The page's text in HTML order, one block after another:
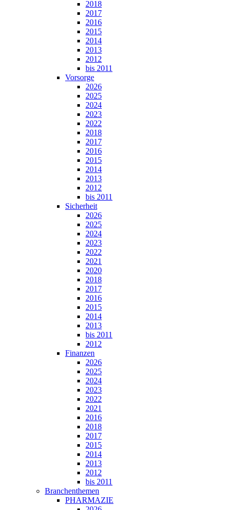
2018
2017
2016
2015
2014
2013
2012
bis 2011
Vorsorge
2026
2025
2024
2023
2022
2018
2017
2016
2015
2014
2013
2012
bis 2011
Sicherheit
2026
2025
2024
2023
2022
2021
2020
2018
2017
2016
2015
2014
2013
bis 2011
2012
Finanzen
2026
2025
2024
2023
2022
2021
2016
2018
2017
2015
2014
2013
2012
bis 2011
Branchenthemen
PHARMAZIE